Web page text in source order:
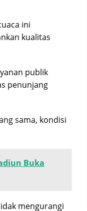
ini
kualitas
publik
penunjang
sama, kondisi
Buka
mengurangi